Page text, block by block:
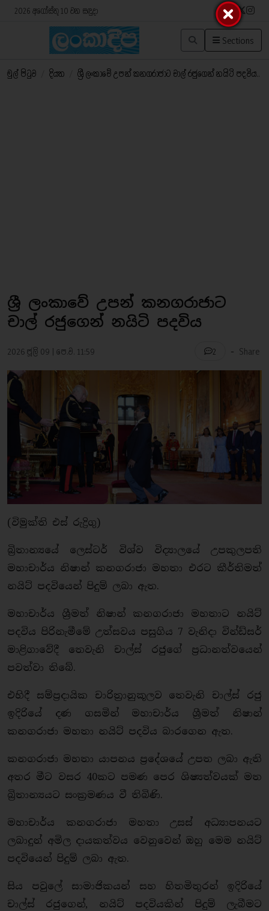
2026 අගෝස්තු 10 වන සඳුදා
Sections
මුල් පිටුව දියත ශ්‍රී ලංකාවේ උපන් කනගරාජාට චාල් රජුගෙන් නයිටි පදවිය..
ශ්‍රී ලංකාවේ උපන් කනගරාජාට
චාල් රජුගෙන් නයිටි පදවිය
2026 ජූලි 09 | පෙ.ව. 11:59 2 - Share
(විමුක්ති එස් රුද්‍රිගු)
බ්‍රිතාන්‍යයේ ලෙස්ටර් විශ්ව විද්‍යාලයේ උපකුලපති
මහාචාර්ය නිෂාන් කනගරාජා මහතා එරට කීර්තිමත්
නයිට් පදවියෙන් පිදුම් ලබා ඇත.
මහාචාර්ය ශ්‍රීමත් නිෂාන් කනගරාජා මහතාට නයිට්
පදවිය පිරිනැමීමේ උත්සවය පසුගිය 7 වැනිදා වින්ඩ්සර්
මාළිගාවේදී තෙවැනි චාල්ස් රජුගේ ප්‍රධානත්වයෙන්
පවත්වා තිබේ.
එහිදී සම්ප්‍රදායික චාරිත්‍රානුකූලව තෙවැනි චාල්ස් රජු
ඉදිරියේ දණ ගසමින් මහාචාර්ය ශ්‍රීමත් නිෂාන්
කනගරාජා මහතා නයිට් පදවිය බාරගෙන ඇත.
කනගරාජා මහතා යාපනය ප්‍රදේශයේ උපත ලබා ඇති
අතර මීට වසර 40කට පමණ පෙර ශිෂ්‍යත්වයක් මත
බ්‍රිතාන්‍යයට සංක්‍රමණය වී තිබිණි.
මහාචාර්ය කනගරාජා මහතා උසස් අධ්‍යාපනයට
ලබාදුන් අමිල දායකත්වය වෙනුවෙන් ඔහු මෙම නයිට්
පදවියෙන් පිදුම් ලබා ඇත.
සිය පවුලේ සාමාජිකයන් සහ හිතමිතුරන් ඉදිරියේ
චාල්ස් රජුගෙන්, නයිට් පදවියකින් පිදුම් ලැබීමට